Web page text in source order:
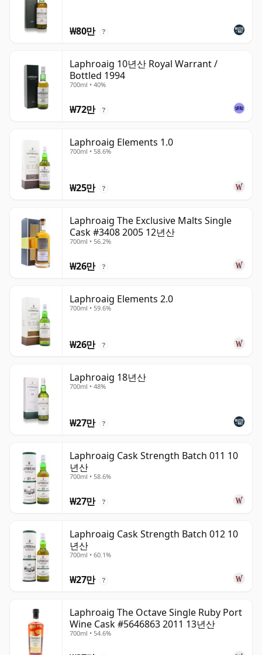
₩80만 ?
Laphroaig 10년산 Royal Warrant /
Bottled 1994
700ml • 40%
₩72만 ?
Laphroaig Elements 1.0
700ml • 58.6%
₩25만 ?
Laphroaig The Exclusive Malts Single
Cask #3408 2005 12년산
700ml • 56.2%
₩26만 ?
Laphroaig Elements 2.0
700ml • 59.6%
₩26만 ?
Laphroaig 18년산
700ml • 48%
₩27만 ?
Laphroaig Cask Strength Batch 011 10
년산
700ml • 58.6%
₩27만 ?
Laphroaig Cask Strength Batch 012 10
년산
700ml • 60.1%
₩27만 ?
Laphroaig The Octave Single Ruby Port
Wine Cask #5646863 2011 13년산
700ml • 54.6%